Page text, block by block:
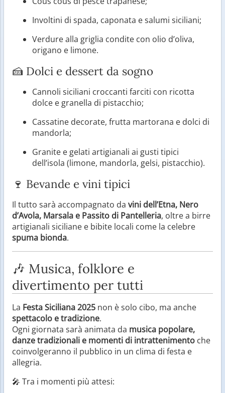
Involtini di spada, caponata e salumi siciliani;
Verdure alla griglia condite con olio d’oliva,
origano e limone.
🍰 Dolci e dessert da sogno
Cannoli siciliani croccanti farciti con ricotta
dolce e granella di pistacchio;
Cassatine decorate, frutta martorana e dolci di
mandorla;
Granite e gelati artigianali ai gusti tipici
dell’isola (limone, mandorla, gelsi, pistacchio).
🍷 Bevande e vini tipici
Il tutto sarà accompagnato da vini dell’Etna, Nero
d’Avola, Marsala e Passito di Pantelleria, oltre a birre
artigianali siciliane e bibite locali come la celebre
spuma bionda.
🎶 Musica, folklore e
divertimento per tutti
La Festa Siciliana 2025 non è solo cibo, ma anche
spettacolo e tradizione.
Ogni giornata sarà animata da musica popolare,
danze tradizionali e momenti di intrattenimento che
coinvolgeranno il pubblico in un clima di festa e
allegria.
🎤 Tra i momenti più attesi: